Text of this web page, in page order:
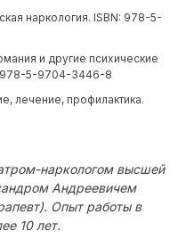
наркология. ISBN: 978-5-
и другие психические
978-5-9704-3446-8
лечение, профилактика.
наркологом высшей
Андреевичем
Опыт работы в
10 лет.